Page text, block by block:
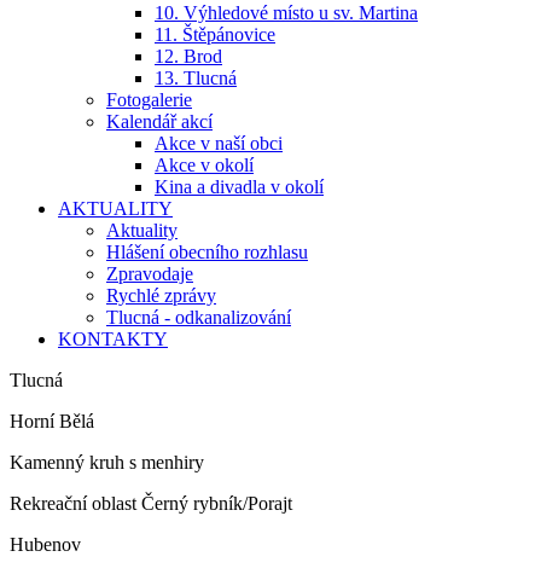
10. Výhledové místo u sv. Martina
11. Štěpánovice
12. Brod
13. Tlucná
Fotogalerie
Kalendář akcí
Akce v naší obci
Akce v okolí
Kina a divadla v okolí
AKTUALITY
Aktuality
Hlášení obecního rozhlasu
Zpravodaje
Rychlé zprávy
Tlucná - odkanalizování
KONTAKTY
Tlucná
Horní Bělá
Kamenný kruh s menhiry
Rekreační oblast Černý rybník/Porajt
Hubenov